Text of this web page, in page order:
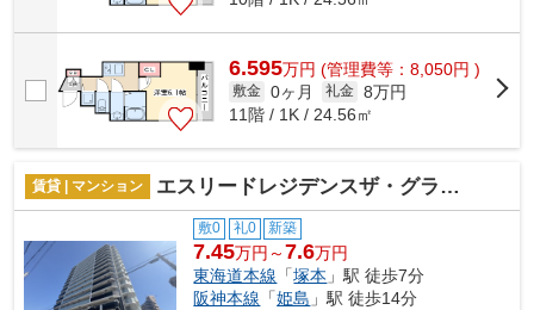
6.595万円 (管理費等：8,050円 )
敷金 0ヶ月 礼金 8万円
11階 / 1K / 24.56㎡
賃貸 | マンション エスリードレジデンスザ・グラン大阪ノア
敷0 礼0 新築
7.45万円～7.6万円
東海道本線 「塚本 」駅 徒歩7分
阪神本線 「姫島 」駅 徒歩14分